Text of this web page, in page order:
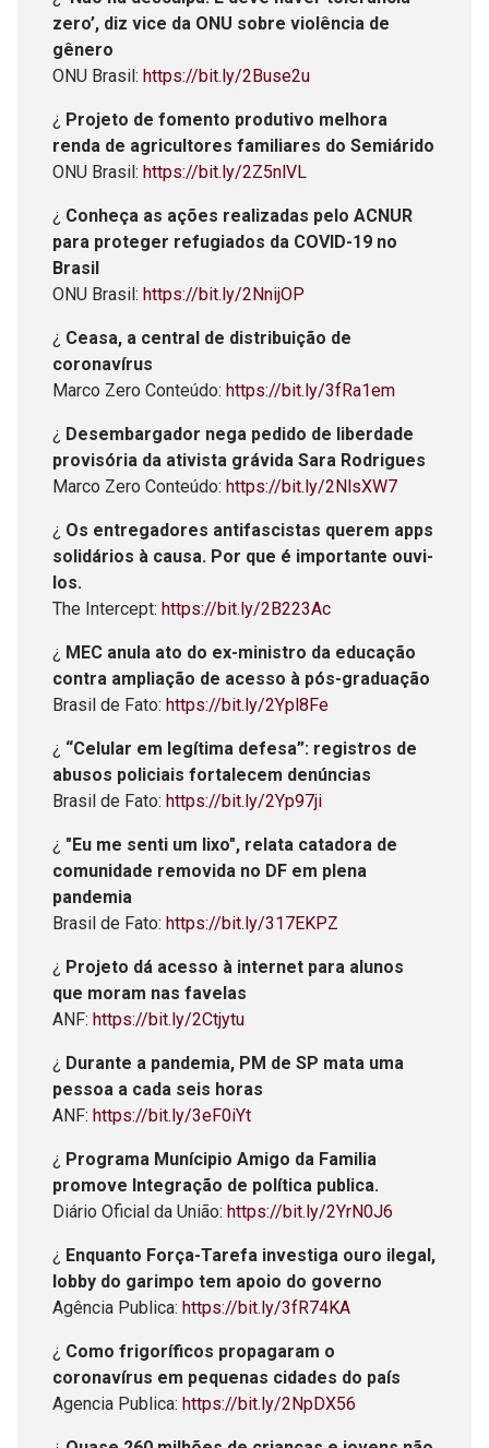
zero’, diz vice da ONU sobre violência de
gênero
ONU Brasil: https://bit.ly/2Buse2u
¿ Projeto de fomento produtivo melhora
renda de agricultores familiares do Semiárido
ONU Brasil: https://bit.ly/2Z5nlVL
¿ Conheça as ações realizadas pelo ACNUR
para proteger refugiados da COVID-19 no
Brasil
ONU Brasil: https://bit.ly/2NnijOP
¿ Ceasa, a central de distribuição de
coronavírus
Marco Zero Conteúdo: https://bit.ly/3fRa1em
¿ Desembargador nega pedido de liberdade
provisória da ativista grávida Sara Rodrigues
Marco Zero Conteúdo: https://bit.ly/2NlsXW7
¿ Os entregadores antifascistas querem apps
solidários à causa. Por que é importante ouvi-
los.
The Intercept: https://bit.ly/2B223Ac
¿ MEC anula ato do ex-ministro da educação
contra ampliação de acesso à pós-graduação
Brasil de Fato: https://bit.ly/2Ypl8Fe
¿ “Celular em legítima defesa”: registros de
abusos policiais fortalecem denúncias
Brasil de Fato: https://bit.ly/2Yp97ji
¿ "Eu me senti um lixo", relata catadora de
comunidade removida no DF em plena
pandemia
Brasil de Fato: https://bit.ly/317EKPZ
¿ Projeto dá acesso à internet para alunos
que moram nas favelas
ANF: https://bit.ly/2Ctjytu
¿ Durante a pandemia, PM de SP mata uma
pessoa a cada seis horas
ANF: https://bit.ly/3eF0iYt
¿ Programa Munícipio Amigo da Familia
promove Integração de política publica.
Diário Oficial da União: https://bit.ly/2YrN0J6
¿ Enquanto Força-Tarefa investiga ouro ilegal,
lobby do garimpo tem apoio do governo
Agência Publica: https://bit.ly/3fR74KA
¿ Como frigoríficos propagaram o
coronavírus em pequenas cidades do país
Agencia Publica: https://bit.ly/2NpDX56